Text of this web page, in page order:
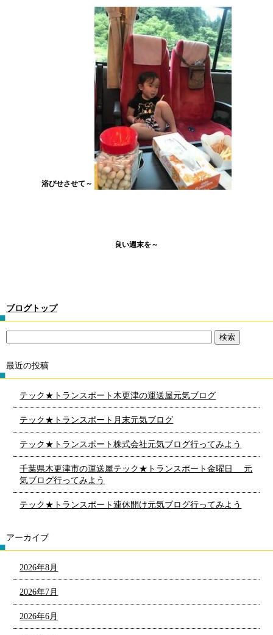
浴びせさせて～
良い週末を～
ブログトップ
最近の投稿
テック★トランスポート木更津の運送屋元気ブログ
テック★トランスポート月末元気ブログ
テック★トランスポート株式会社元気ブログ行ってみよう
千葉県木更津市の運送屋テック★トランスポート金曜日 元
気ブログ行ってみよう
テック★トランスポート連休開け元気ブログ行ってみよう
アーカイブ
2026年8月
2026年7月
2026年6月